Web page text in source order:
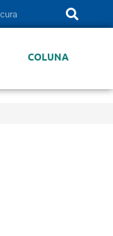
COLUNA